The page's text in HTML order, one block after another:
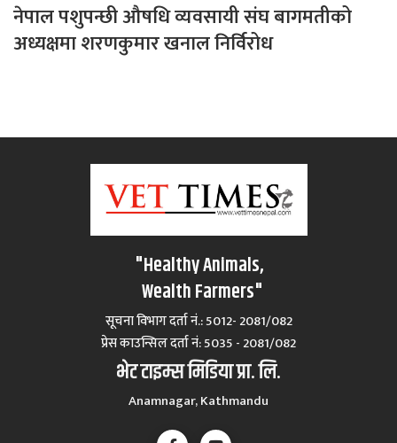
नेपाल पशुपन्छी औषधि व्यवसायी संघ बागमतीको
अध्यक्षमा शरणकुमार खनाल निर्विरोध
"Healthy Animals,
Wealth Farmers"
सूचना विभाग दर्ता नं.: 5012- 2081/082
प्रेस काउन्सिल दर्ता नं‍: 5035 - 2081/082
भेट टाइम्स मिडिया प्रा. लि.
Anamnagar, Kathmandu